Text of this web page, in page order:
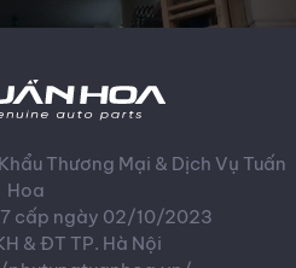
Thương Mại & Dịch Vụ Tuấn
Hoa
cấp ngày 02/10/2023
& ĐT TP. Hà Nội